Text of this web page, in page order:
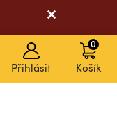
Přihlásit Košík
0